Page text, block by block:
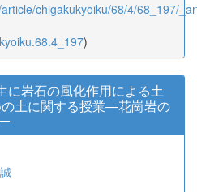
chigakukyoiku/68/4/68_197/
)
に岩石の風化作用による土
土に関する授業―花崗岩の